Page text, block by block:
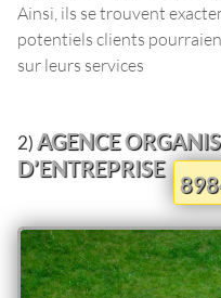
Ainsi, ils se trouvent
potentiels clients
sur leurs services
2)AGENCE
D’ENTREPRISE